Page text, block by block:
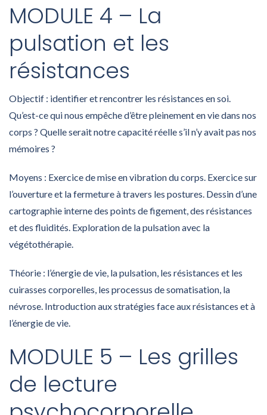
MODULE 4 – La
pulsation et les
résistances
Objectif : identifier et rencontrer les résistances en soi.
Qu’est-ce qui nous empêche d’être pleinement en vie dans nos
corps ? Quelle serait notre capacité réelle s’il n’y avait pas nos
mémoires ?
Moyens : Exercice de mise en vibration du corps. Exercice sur
l’ouverture et la fermeture à travers les postures. Dessin d’une
cartographie interne des points de figement, des résistances
et des fluidités. Exploration de la pulsation avec la
végétothérapie.
Théorie : l’énergie de vie, la pulsation, les résistances et les
cuirasses corporelles, les processus de somatisation, la
névrose. Introduction aux stratégies face aux résistances et à
l’énergie de vie.
MODULE 5 – Les grilles
de lecture